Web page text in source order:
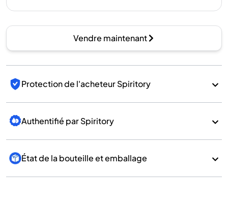
Vendre maintenant
Protection de l'acheteur Spiritory
Authentifié par Spiritory
État de la bouteille et emballage